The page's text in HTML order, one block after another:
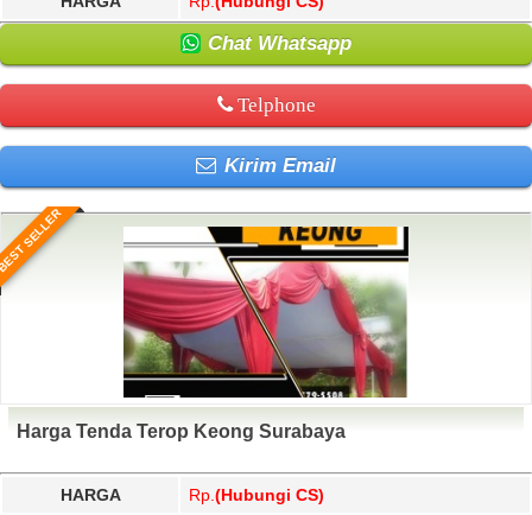
Chat Whatsapp
Telphone
Kirim Email
SELLER
Harga Tenda Terop Keong Surabaya
HARGA Rp. (Hubungi CS)